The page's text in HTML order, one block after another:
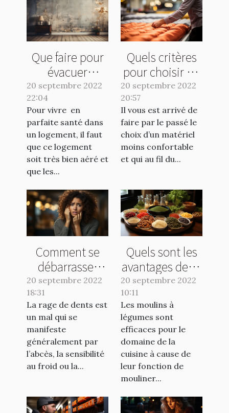
Que faire pour
évacuer
l'humidité de sa
maison ?
20 septembre 2022
22:04
Pour vivre en
parfaite santé dans
un logement, il faut
que ce logement
soit très bien aéré et
que les...
Quels critères
pour choisir un
bon matelas ?
20 septembre 2022
20:57
Il vous est arrivé de
faire par le passé le
choix d’un matériel
moins confortable
et qui au fil du...
Comment se
débarrasser
d'une rage de
20 septembre 2022
18:31
La rage de dents est
un mal qui se
manifeste
généralement par
l’abcès, la sensibilité
au froid ou la...
Quels sont les
avantages de se
servir d’un bon
légumes ?
20 septembre 2022
10:11
Les moulins à
légumes sont
efficaces pour le
domaine de la
cuisine à cause de
leur fonction de
mouliner...